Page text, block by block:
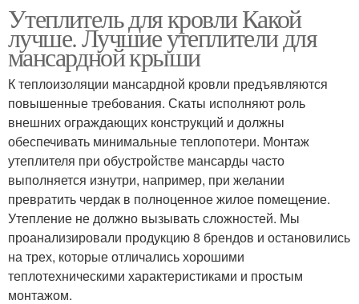
Утеплитель для кровли Какой
лучше. Лучшие утеплители для
мансардной крыши
К теплоизоляции мансардной кровли предъявляются
повышенные требования. Скаты исполняют роль
внешних ограждающих конструкций и должны
обеспечивать минимальные теплопотери. Монтаж
утеплителя при обустройстве мансарды часто
выполняется изнутри, например, при желании
превратить чердак в полноценное жилое помещение.
Утепление не должно вызывать сложностей. Мы
проанализировали продукцию 8 брендов и остановились
на трех, которые отличались хорошими
теплотехническими характеристиками и простым
монтажом.